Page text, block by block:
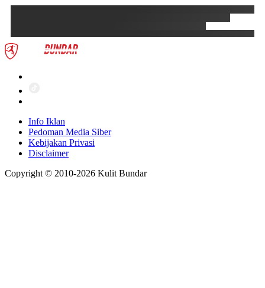
Info Iklan
Pedoman Media Siber
Kebijakan Privasi
Disclaimer
Copyright © 2010-2026 Kulit Bundar